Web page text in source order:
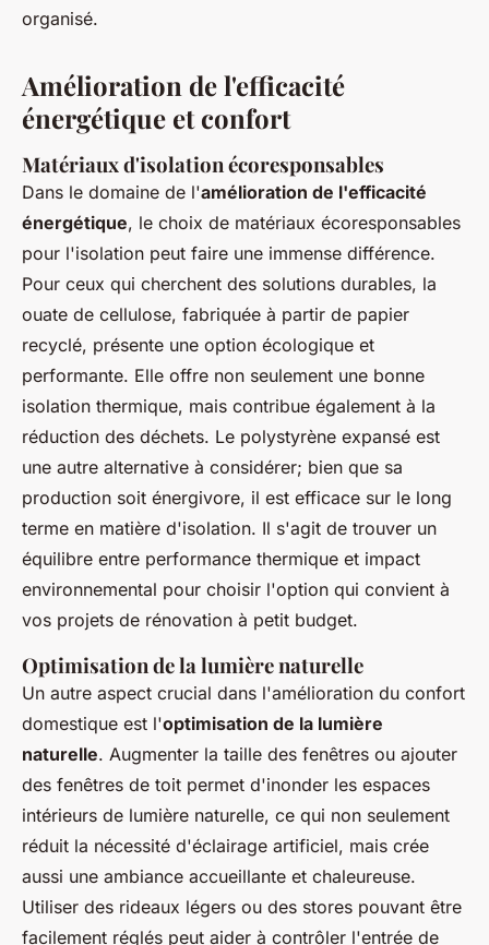
organisé.
Amélioration de l'efficacité
énergétique et confort
Matériaux d'isolation écoresponsables
Dans le domaine de l'amélioration de l'efficacité
énergétique, le choix de matériaux écoresponsables
pour l'isolation peut faire une immense différence.
Pour ceux qui cherchent des solutions durables, la
ouate de cellulose, fabriquée à partir de papier
recyclé, présente une option écologique et
performante. Elle offre non seulement une bonne
isolation thermique, mais contribue également à la
réduction des déchets. Le polystyrène expansé est
une autre alternative à considérer; bien que sa
production soit énergivore, il est efficace sur le long
terme en matière d'isolation. Il s'agit de trouver un
équilibre entre performance thermique et impact
environnemental pour choisir l'option qui convient à
vos projets de rénovation à petit budget.
Optimisation de la lumière naturelle
Un autre aspect crucial dans l'amélioration du confort
domestique est l'optimisation de la lumière
naturelle. Augmenter la taille des fenêtres ou ajouter
des fenêtres de toit permet d'inonder les espaces
intérieurs de lumière naturelle, ce qui non seulement
réduit la nécessité d'éclairage artificiel, mais crée
aussi une ambiance accueillante et chaleureuse.
Utiliser des rideaux légers ou des stores pouvant être
facilement réglés peut aider à contrôler l'entrée de